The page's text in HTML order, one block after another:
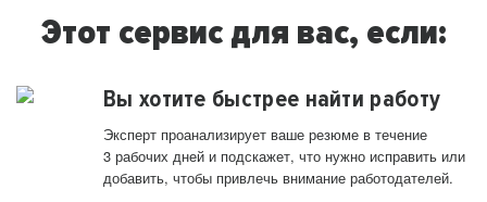
Этот сервис для вас, если:
Вы хотите быстрее найти работу
Эксперт проанализирует ваше резюме в течение
3 рабочих дней и подскажет, что нужно исправить или
добавить, чтобы привлечь внимание работодателей.